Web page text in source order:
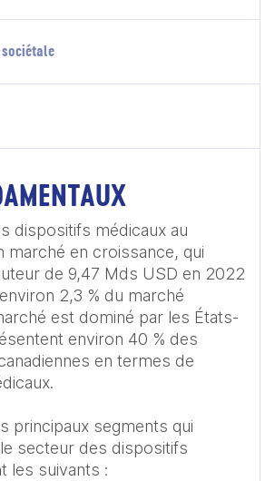
dispositifs médicaux au
marché en croissance, qui
de 9,47 Mds USD en 2022
2,3 % du marché
est dominé par les États-
environ 40 % des
en termes de
principaux segments qui
secteur des dispositifs
les suivants :